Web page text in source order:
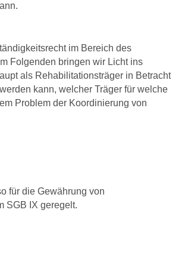
im Bereich des
Folgenden bringen wir Licht ins
als Rehabilitationsträger in Betracht
kann, welcher Träger für welche
Problem der Koordinierung von
für die Gewährung von
SGB IX geregelt.